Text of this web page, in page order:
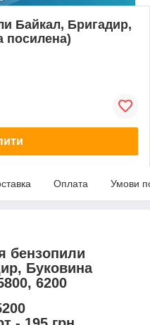
Байкал, Бригадир,
посилена)
Оплата Умови
бензопили
Буковина
6200